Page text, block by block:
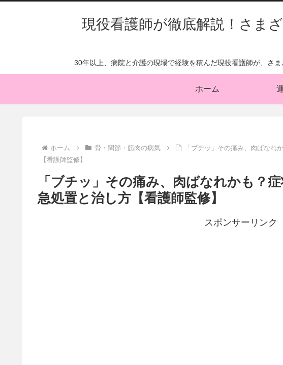
現役看護師が徹底解説！さま
30年以上、病院と介護の現場で経験を積んだ現役看護師が、さ
ホーム
ホーム 骨・関節・筋肉の病気
「ブチッ」その痛み、肉ばなれ
【看護師監修】
「ブチッ」その痛み、肉ばなれかも？
急処置と治し方【看護師監修】
スポンサーリンク